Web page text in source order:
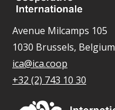
Avenue Milcamps 105
1030 Brussels, Belgium
ica@ica.coop
+32 (2) 743 10 30